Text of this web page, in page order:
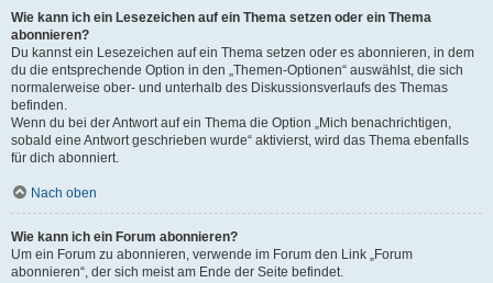
Wie kann ich ein Lesezeichen auf ein Thema setzen oder ein Thema
abonnieren?
Du kannst ein Lesezeichen auf ein Thema setzen oder es abonnieren, in dem
du die entsprechende Option in den „Themen-Optionen“ auswählst, die sich
normalerweise ober- und unterhalb des Diskussionsverlaufs des Themas
befinden.
Wenn du bei der Antwort auf ein Thema die Option „Mich benachrichtigen,
sobald eine Antwort geschrieben wurde“ aktivierst, wird das Thema ebenfalls
für dich abonniert.
Nach oben
Wie kann ich ein Forum abonnieren?
Um ein Forum zu abonnieren, verwende im Forum den Link „Forum
abonnieren“, der sich meist am Ende der Seite befindet.